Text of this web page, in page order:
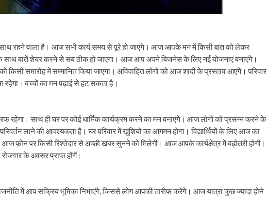
रहने वाला है। आज सभी कार्य समय से पूरे हो जाएंगे। आज आपके मन में किसी बात को लेकर
साथ बातें शेयर करने से सब ठीक हो जाएगा। आज आप अपने बिजनेस के लिए नई योजनाएं बनाएंगे।
किसी समारोह में सम्मानित किया जाएगा। अविवाहित लोगों को आज शादी के प्रस्ताव आएंगे। परिवार
रहेगा। बच्चों का मन पढ़ाई से हट सकता है।
रहेगा। साथ ही घर पर कोई धार्मिक कार्यक्रम करने का मन बनाएंगे। आज लोगों को प्रसन्न करने के
लाने की आवश्यकता है। घर परिवार में खुशियों का आगमन होगा। विद्यार्थियों के लिए आज का
आज फ़ोन पर किसी रिश्तेदार से अच्छी खबर सुनने को मिलेगी। आज आपके कार्यक्षेत्र में बढ़ोतरी होगी।
के अवसर प्राप्त होंगें।
में आप सक्रिय भूमिका निभाएंगे, जिससे लोग आपकी तारीफ करेंगे। आज यात्रा कुछ ज्यादा होने